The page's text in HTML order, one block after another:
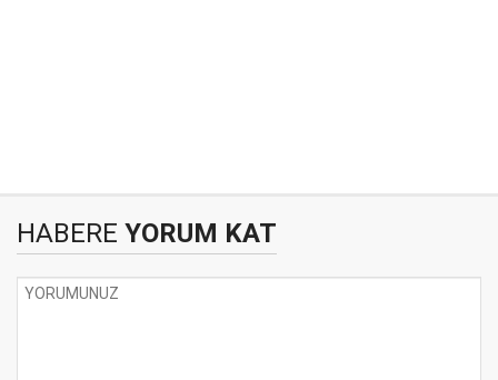
HABERE YORUM KAT